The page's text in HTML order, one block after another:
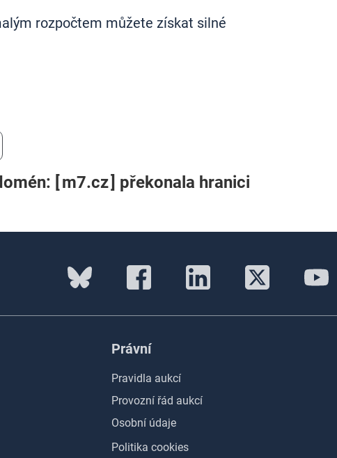
rozpočtem můžete získat silné
[ m7.cz ] překonala hranici
Právní
Pravidla aukcí
Provozní řád aukcí
Osobní údaje
Politika cookies